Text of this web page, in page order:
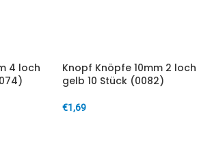
4 loch
Knopf Knöpfe 10mm 2 loch
gelb 10 Stück (0082)
€1,69